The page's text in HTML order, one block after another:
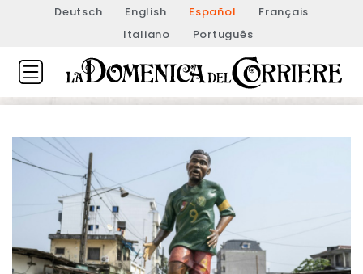
Deutsch English Español
Français
Italiano
Português